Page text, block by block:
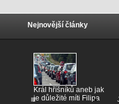
Nejnovější články
Král hříšníků aneb jak
je důležité míti Filipa